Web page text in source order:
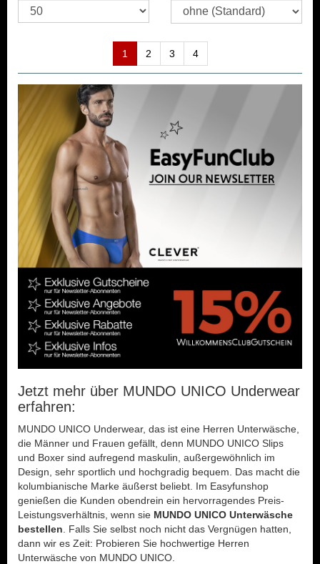
1 2 3 4
Jetzt mehr über MUNDO UNICO Underwear
erfahren:
MUNDO UNICO Underwear, das ist eine Herren Unterwäsche,
die Männer und Frauen gefällt, denn MUNDO UNICO Slips
und Boxer sind aufregend maskulin, außergewöhnlich im
Design, sehr sportlich und hochgradig bequem. Das macht die
kolumbianische Marke äußerst beliebt. Im Easyfunshop
genießen die Kunden obendrein ein hervorragendes Preis-
Leistungsverhältnis, wenn sie MUNDO UNICO Unterwäsche
bestellen . Falls Sie selbst noch nicht das Vergnügen hatten,
dann wir es Zeit: Probieren Sie hochwertige Herren
Unterwäsche von MUNDO UNICO.